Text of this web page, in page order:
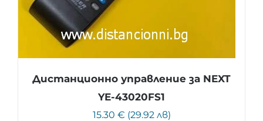
Дистанционно управление за NEXT
YE-43020FS1
15.30 € (29.92 лв)